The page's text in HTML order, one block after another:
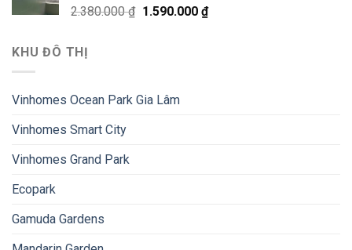
2.380.000₫ 1.590.000 ₫
KHU ĐÔ THỊ
Vinhomes Ocean Park Gia Lâm
Vinhomes Smart City
Vinhomes Grand Park
Ecopark
Gamuda Gardens